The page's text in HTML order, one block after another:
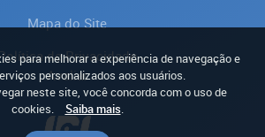
Mapa do Site
de Privacidade
Avaliar
para melhorar a experiência de navegação e
personalizados aos usuários.
neste site, você concorda com o uso de
cookies.
Saiba mais.